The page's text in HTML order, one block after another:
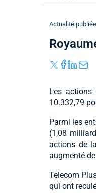
Actualité
Les actions
10.332,79
Parmi les
(1,08
actions de
augmenté de
Telecom
qui ont